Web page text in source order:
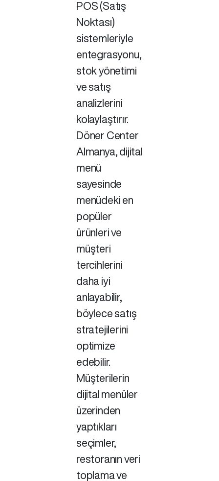
POS (Satış
Noktası)
sistemleriyle
entegrasyonu,
stok yönetimi
ve satış
analizlerini
kolaylaştırır.
Döner Center
Almanya, dijital
menü
sayesinde
menüdeki en
popüler
ürünleri ve
müşteri
tercihlerini
daha iyi
anlayabilir,
böylece satış
stratejilerini
optimize
edebilir.
Müşterilerin
dijital menüler
üzerinden
yaptıkları
seçimler,
restoranın veri
toplama ve